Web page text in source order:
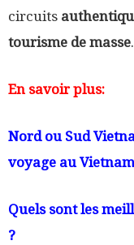
circuits
tourisme de masse.
En savoir plus:
Nord ou Sud
voyage au
Quels sont les
?